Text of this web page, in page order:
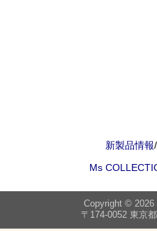
新製品情報/
Ms
Copyright © 2026
〒174-0052 東京